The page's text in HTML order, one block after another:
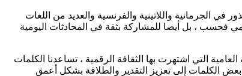
في الجرمانية واللاتينية والفرنسية والعديد من اللغات
فحسب ، بل أيضا للمشاركة بثقة في المحادثات اليومية
التي اشتهرت بها الثقافة الرقمية ، تساعدنا الكلمات
بعض الكلمات إلى تعزيز التقدير والطلاقة بشكل أعمق